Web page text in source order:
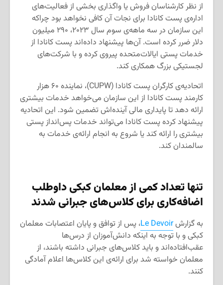
از نظر کارشناسان فروش یا واگذاری بخشی از فعالیت‌های
اداره‌ی پست کانادا برای نجات آن کافی نخواهد بود چراکه
این سازمان در سه ماهه‌ی سوم سال ۲۰۲۳، ۲۹۰ میلیون
دلار ضرر کرده است. آن‌ها پیشنهاد داده‌اند پست کانادا از
خدمات پستی ایالات‌متحده پیروی کرده و با شرکت‌های
لجستیکی بزرگ همکاری کند.
اتحادیه‌ی کارگران پست کانادا (CUPW)، نماینده ۶۰ هزار
کارمند پست کانادا از این سازمان می‌خواهد خدمات بیشتری
ارائه دهد تا پایداری مالی آینده‌‌اش تضمین شود. این اتحادیه
پیشنهاد کرده پست کانادا می‌تواند خدمات پس‌انداز پستی
بیشتری را ارائه کند یا شروع به انجام ارائه‌ی خدمات به
سالمندان کند.
تنها تعداد کمی از معلمان کبکی داوطلب
اضافه‌کاری برای کلاس‌های جبرانی شدند
به گزارشLe Devoir، پس از توافق و پایان اعتصابات معلمان
کبکی و با توجه به اینکه دانش‌آموزان از درس‌ها
عقب‌افتاده‌اند و باید کلاس‌های جبرانی داشته باشند، از
معلمان خواسته شد برای ارائه‌ی این کلاس‌ها اعلام آمادگی
کنند.